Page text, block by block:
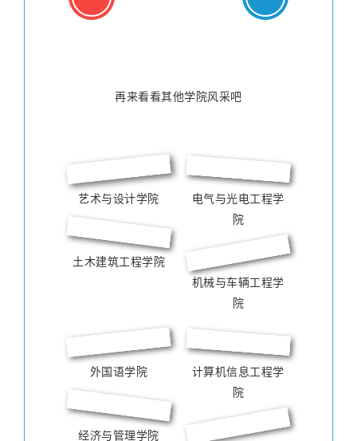
再来看看其他学院风采吧
艺术与设计学院
土木建筑工程学院
电气与光电工程学
院
机械与车辆工程学
院
外国语学院
经济与管理学院
计算机信息工程学
院